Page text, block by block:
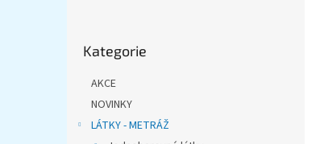
kategorie
Kategorie
AKCE
NOVINKY
LÁTKY - METRÁŽ